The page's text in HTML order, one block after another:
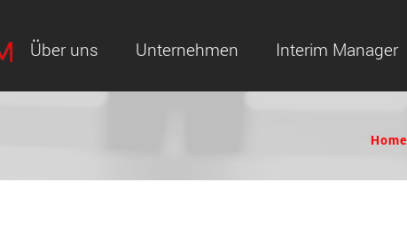
Über uns Unternehmen Interim Manager
Home